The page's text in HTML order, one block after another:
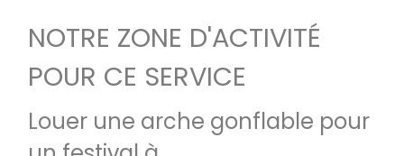
NOTRE ZONE D'ACTIVITÉ
POUR CE SERVICE
Louer une arche gonflable pour